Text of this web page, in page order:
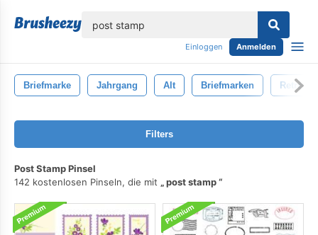
Einloggen Anmelden
Briefmarke Jahrgang Alt Briefmarken Retro
Filters
Post Stamp Pinsel
142 kostenlosen Pinseln, die mit
post stamp